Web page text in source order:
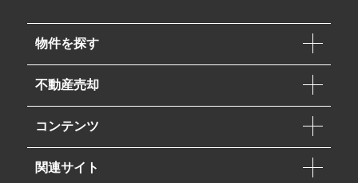
物件を探す
不動産売却
コンテンツ
関連サイト